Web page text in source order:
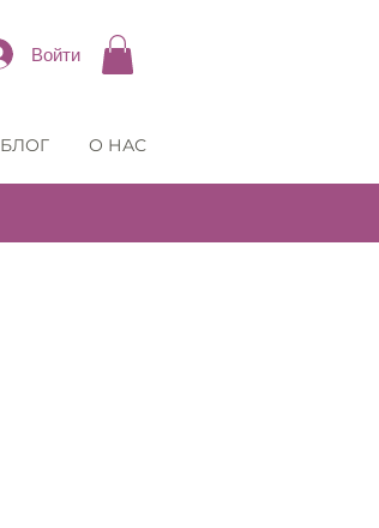
Войти
БЛОГ О НАС